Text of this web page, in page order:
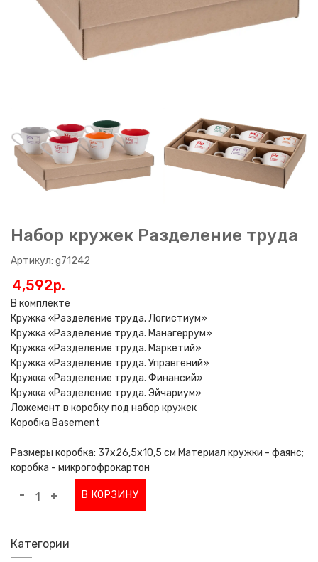
Набор кружек Разделение труда
Артикул: g71242
4,592p.
В комплекте
Кружка «Разделение труда. Логистиум»
Кружка «Разделение труда. Манагеррум»
Кружка «Разделение труда. Маркетий»
Кружка «Разделение труда. Управгений»
Кружка «Разделение труда. Финансий»
Кружка «Разделение труда. Эйчариум»
Ложемент в коробку под набор кружек
Коробка Basement
Размеры коробка: 37х26,5х10,5 см Материал кружки - фаянс;
коробка - микрогофрокартон
- + В КОРЗИНУ
Категории